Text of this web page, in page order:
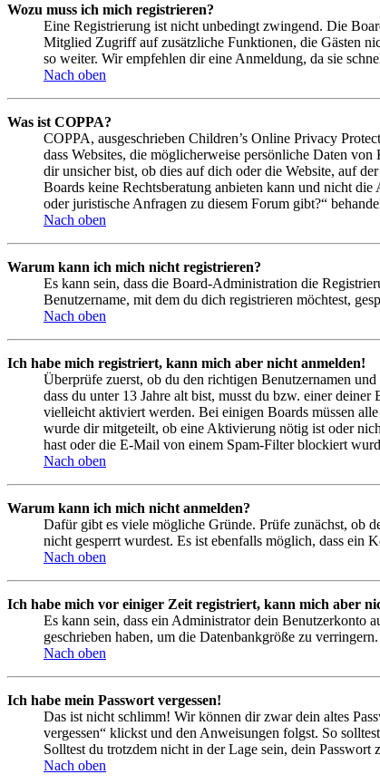
Wozu muss ich mich registrieren?
Eine Registrierung ist nicht unbedingt zwingend. Die
Mitglied Zugriff auf zusätzliche Funktionen, die Gästen
so weiter. Wir empfehlen dir eine Anmeldung, da sie
Nach oben
Was ist COPPA?
COPPA, ausgeschrieben Children’s Online Privacy
dass Websites, die möglicherweise persönliche Daten
dir unsicher bist, ob dies auf dich oder die Website, auf
Boards keine Rechtsberatung anbieten kann und nicht
oder juristische Anfragen zu diesem Forum gibt?“
Nach oben
Warum kann ich mich nicht registrieren?
Es kann sein, dass die Board-Administration die
Benutzername, mit dem du dich registrieren möchtest,
Nach oben
Ich habe mich registriert, kann mich aber nicht anmelden!
Überprüfe zuerst, ob du den richtigen Benutzernamen
dass du unter 13 Jahre alt bist, musst du bzw. einer
vielleicht aktiviert werden. Bei einigen Boards müssen
wurde dir mitgeteilt, ob eine Aktivierung nötig ist oder
hast oder die E-Mail von einem Spam-Filter blockiert
Nach oben
Warum kann ich mich nicht anmelden?
Dafür gibt es viele mögliche Gründe. Prüfe zunächst, ob
nicht gesperrt wurdest. Es ist ebenfalls möglich, dass ein
Nach oben
Ich habe mich vor einiger Zeit registriert, kann mich aber
Es kann sein, dass ein Administrator dein Benutzerkonto
geschrieben haben, um die Datenbankgröße zu
Nach oben
Ich habe mein Passwort vergessen!
Das ist nicht schlimm! Wir können dir zwar dein altes
vergessen“ klickst und den Anweisungen folgst. So
Solltest du trotzdem nicht in der Lage sein, dein
Nach oben